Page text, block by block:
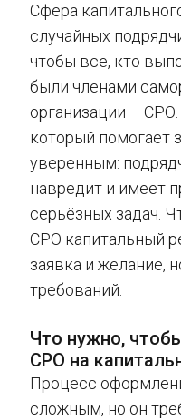
Сфера
случайных
чтобы все, кто
были членами
организации –
который помогает
уверенным:
навредит и имеет
серьёзных задач.
СРО капитальный
заявка и желание,
требований.
Что нужно,
СРО на
Процесс
сложным, но он